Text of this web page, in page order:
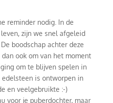
reminder nodig. In de
zijn we snel afgeleid
boodschap achter deze
dan ook om van het moment
om te blijven spelen in
edelsteen is ontworpen in
en veelgebruikte :-)
voor je puberdochter, maar